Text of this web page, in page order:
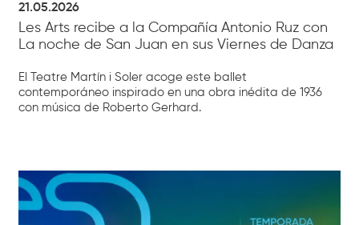
21.05.2026
Les Arts recibe a la Compañía Antonio Ruz con
La noche de San Juan en sus Viernes de Danza
El Teatre Martín i Soler acoge este ballet
contemporáneo inspirado en una obra inédita de 1936
con música de Roberto Gerhard.